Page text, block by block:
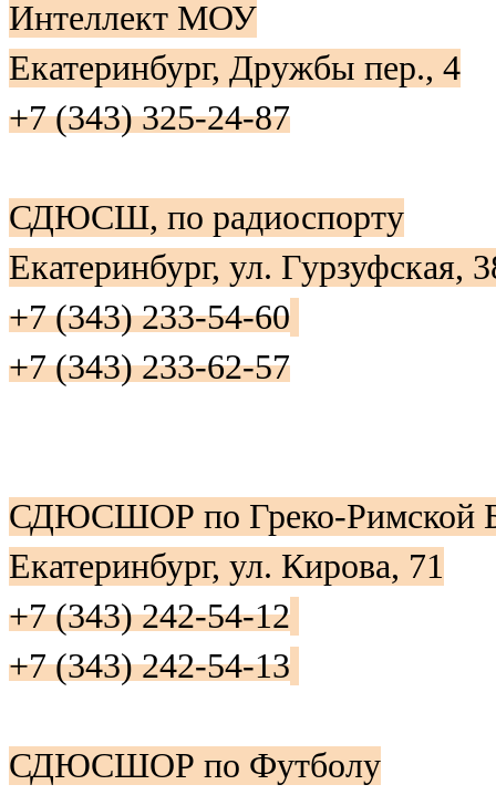
Интеллект МОУ
Екатеринбург, Дружбы пер., 4
+7 (343) 325-24-87
СДЮСШ, по радиоспорту
Екатеринбург, ул. Гурзуфская,
+7 (343) 233-54-60
+7 (343) 233-62-57
СДЮСШОР по Греко-Римской
Екатеринбург, ул. Кирова, 71
+7 (343) 242-54-12
+7 (343) 242-54-13
СДЮСШОР по Футболу